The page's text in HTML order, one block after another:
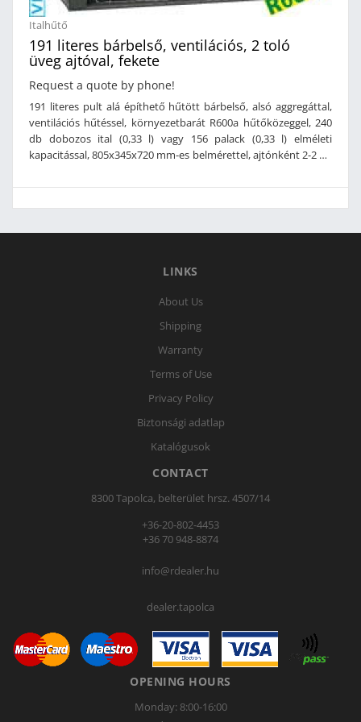
Italhűtő
191 literes bárbelső, ventilációs, 2 toló
üveg ajtóval, fekete
Request a quote by phone!
191 literes pult alá építhető hűtött bárbelső, alsó aggregáttal,
ventilációs hűtéssel, környezetbarát R600a hűtőközeggel, 240
db dobozos ital (0,33 l) vagy 156 palack (0,33 l) elméleti
kapacitással, 805x345x720 mm-es belmérettel, ajtónként 2-2 db
zárható 2 rétegű hőszigetelt önmagától visszacsukódó üveg
hőmérséklet szabályozással, +2/+10°C közti hűtési
mentes poliuretán szigeteléssel, alumínium belső és festett
Tipus:TABS2/D-R6Méret:900x520x870 mmTeljesítmény
LINKS
About Us
Shipping
Warranty
Terms of Use
Privacy Policy
Biztonsági adatlap
Katalógusok
CONTACT
8300 Tapolca, belterület hrsz. 4507/14
+36-20-802-4453
+36 70 948-8874
info@rdealer.hu
dealer.tapolca
OPENING HOURS
Monday: 8:00-16:00